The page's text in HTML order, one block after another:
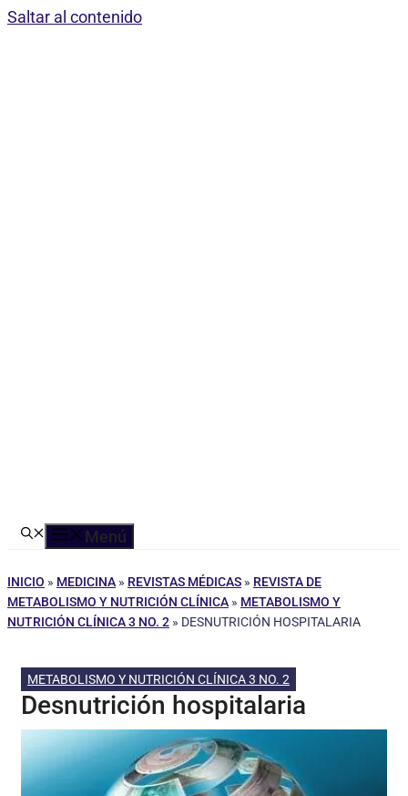
Saltar al contenido
Menú
INICIO » MEDICINA » REVISTAS MÉDICAS » REVISTA DE
METABOLISMO Y NUTRICIÓN CLÍNICA » METABOLISMO Y
NUTRICIÓN CLÍNICA 3 NO. 2 » DESNUTRICIÓN HOSPITALARIA
METABOLISMO Y NUTRICIÓN CLÍNICA 3 NO. 2
Desnutrición hospitalaria